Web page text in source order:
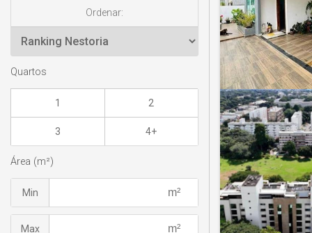
Ordenar:
Quartos
1 2
3 4+
Área (m²)
Min
Max